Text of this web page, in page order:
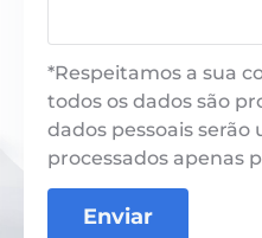
*Respeitamos a sua
todos os dados são
dados pessoais serão
processados ​​apenas
Enviar